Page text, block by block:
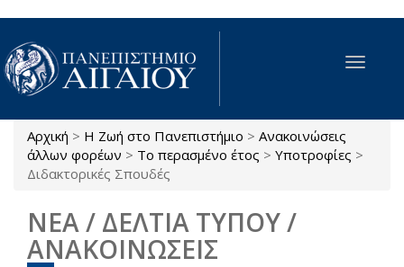
Παράκαμψη προς το κυρίως περιεχόμενο
Toggle
Είστε εδώ
Αρχική > Η Ζωή στο Πανεπιστήμιο > Ανακοινώσεις
άλλων φορέων > Το περασμένο έτος > Υποτροφίες >
Διδακτορικές Σπουδές
ΝΕΑ / ΔΕΛΤΙΑ ΤΥΠΟΥ /
ΑΝΑΚΟΙΝΩΣΕΙΣ